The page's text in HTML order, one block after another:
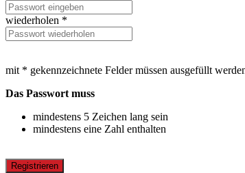
wiederholen *
mit * gekennzeichnete Felder müssen ausgefüllt
Das Passwort muss
mindestens 5 Zeichen lang sein
mindestens eine Zahl enthalten
Registrieren